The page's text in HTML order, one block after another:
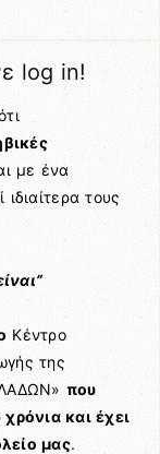
log in!
με ένα
τους
Κέντρο
της
που
και έχει
μας.